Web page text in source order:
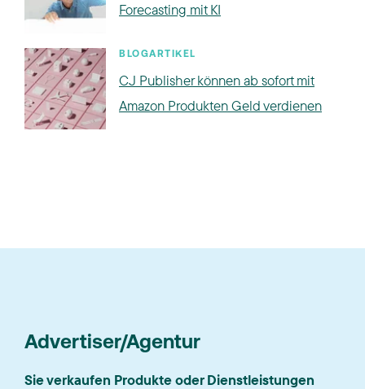
Forecasting mit KI
BLOGARTIKEL
CJ Publisher können ab sofort mit
Amazon Produkten Geld verdienen
Advertiser/Agentur
Sie verkaufen Produkte oder Dienstleistungen